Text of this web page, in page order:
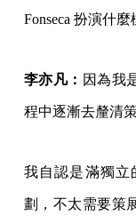
Fonseca 扮演什麼
李亦凡： 因為我
程中逐漸去釐清
我自認是滿獨立
劃，不太需要策